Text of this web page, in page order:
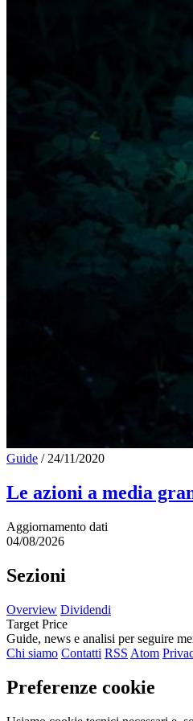
Guide / 24/11/2020
Le azioni a media
Aggiornamento dati
04/08/2026
Sezioni
Overview Dividendi
Target Price
Guide, news e analisi per seguire
Chi siamo Contatti RSS Atom
Preferenze cookie